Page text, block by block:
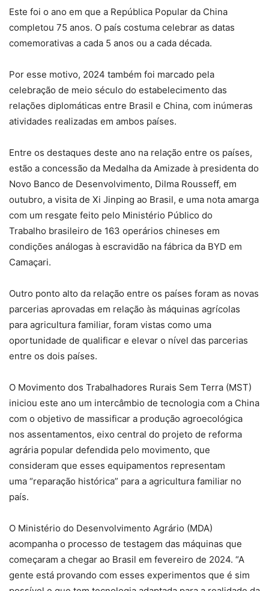
Este foi o ano em que a República Popular da China
completou 75 anos. O país costuma celebrar as datas
comemorativas a cada 5 anos ou a cada década.
Por esse motivo, 2024 também foi marcado pela
celebração de meio século do estabelecimento das
relações diplomáticas entre Brasil e China, com inúmeras
atividades realizadas em ambos países.
Entre os destaques deste ano na relação entre os países,
estão a concessão da Medalha da Amizade à presidenta do
Novo Banco de Desenvolvimento, Dilma Rousseff, em
outubro, a visita de Xi Jinping ao Brasil, e uma nota amarga
com um resgate feito pelo Ministério Público do
Trabalho brasileiro de 163 operários chineses em
condições análogas à escravidão na fábrica da BYD em
Camaçari.
Outro ponto alto da relação entre os países foram as novas
parcerias aprovadas em relação às máquinas agrícolas
para agricultura familiar, foram vistas como uma
oportunidade de qualificar e elevar o nível das parcerias
entre os dois países.
O Movimento dos Trabalhadores Rurais Sem Terra (MST)
iniciou este ano um intercâmbio de tecnologia com a China
com o objetivo de massificar a produção agroecológica
nos assentamentos, eixo central do projeto de reforma
agrária popular defendida pelo movimento, que
consideram que esses equipamentos representam
uma “reparação histórica” para a agricultura familiar no
país.
O Ministério do Desenvolvimento Agrário (MDA)
acompanha o processo de testagem das máquinas que
começaram a chegar ao Brasil em fevereiro de 2024. “A
gente está provando com esses experimentos que é sim